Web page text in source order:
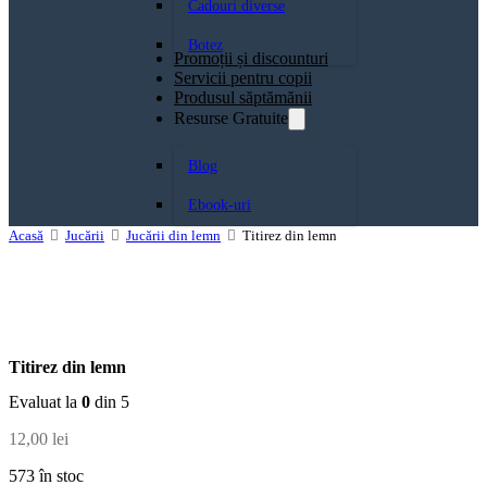
Cadouri diverse
Botez
Promoții și discounturi
Servicii pentru copii
Produsul săptămănii
Resurse Gratuite
Blog
Ebook-uri
Acasă
Jucării Jucării din lemn Titirez din lemn
Titirez din lemn
Evaluat la 0 din 5
12,00 lei
573 în stoc